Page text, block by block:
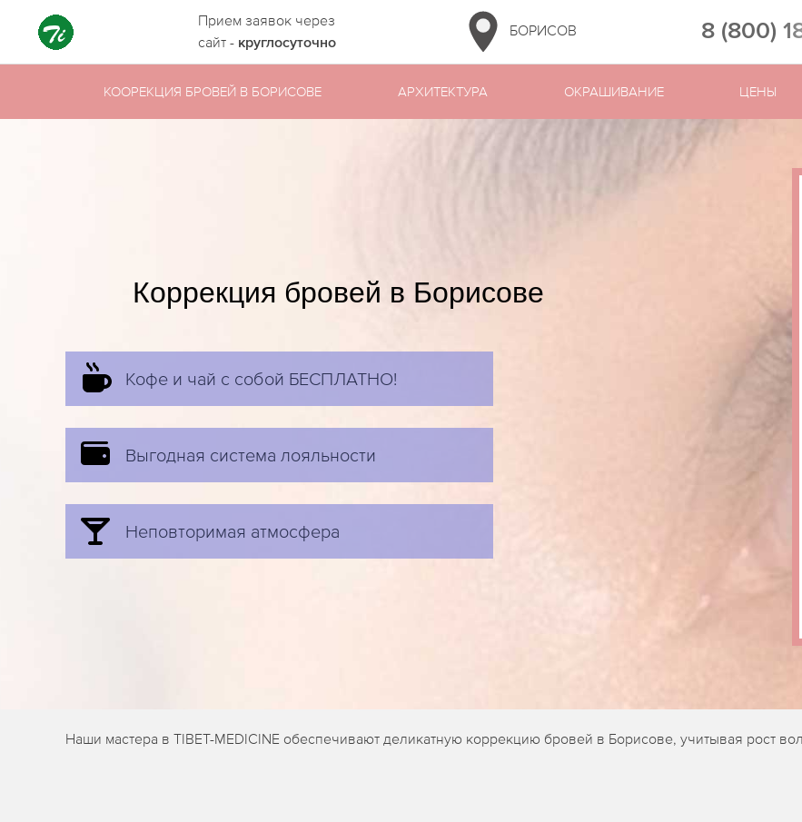
Прием заявок через
сайт - круглосуточно
БОРИСОВ 8 (800)
КООРЕКЦИЯ БРОВЕЙ В БОРИСОВЕ АРХИТЕКТУРА ОКРАШИВАНИЕ ЦЕНЫ
Коррекция бровей в Борисове
Кофе и чай с собой БЕСПЛАТНО!
Выгодная система лояльности
Неповторимая атмосфера
Наши мастера в TIBET-MEDICINE обеспечивают деликатную коррекцию бровей в Борисове, учитывая рост